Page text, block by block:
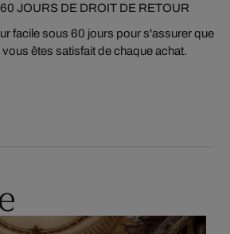
60 JOURS DE DROIT DE RETOUR
facile sous 60 jours pour s'assurer que
vous êtes satisfait de chaque achat.